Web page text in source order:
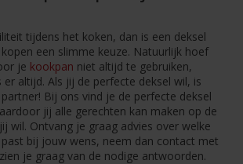
tijdens het koken, dan is een deksel
een slimme keuze. Natuurlijk hoef
je kookpan niet altijd te gebruiken,
er altijd. Als jij de perfecte deksel wil, is
partner! Bij ons vind je de perfecte deksel
jij alle gerechten kan maken op de
wil. Ontvang je graag advies over welke
bij jouw wens, neem dan contact met
je graag van de nodige antwoorden.